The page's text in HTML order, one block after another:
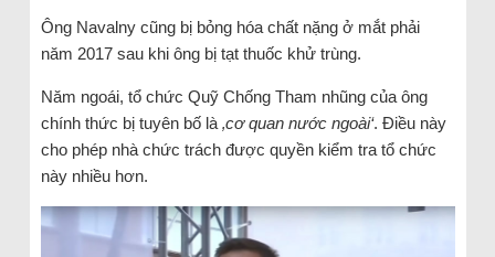
Ông Navalny cũng bị bỏng hóa chất nặng ở mắt phải
năm 2017 sau khi ông bị tạt thuốc khử trùng.
Năm ngoái, tổ chức Quỹ Chống Tham nhũng của ông
chính thức bị tuyên bố là ‚cơ quan nước ngoài‘. Điều này
cho phép nhà chức trách được quyền kiểm tra tổ chức
này nhiều hơn.